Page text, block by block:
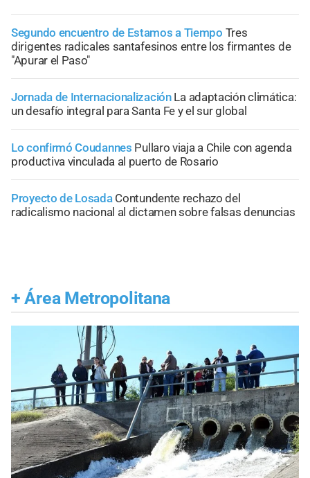
Segundo encuentro de Estamos a Tiempo Tres
dirigentes radicales santafesinos entre los firmantes de
"Apurar el Paso"
Jornada de Internacionalización La adaptación climática:
un desafío integral para Santa Fe y el sur global
Lo confirmó Coudannes Pullaro viaja a Chile con agenda
productiva vinculada al puerto de Rosario
Proyecto de Losada Contundente rechazo del
radicalismo nacional al dictamen sobre falsas denuncias
+ Área Metropolitana